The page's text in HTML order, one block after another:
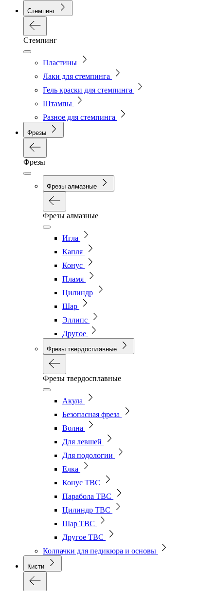
Стемпинг
Стемпинг
Пластины
Лаки для стемпинга
Гель краски для стемпинга
Штампы
Разное для стемпинга
Фрезы
Фрезы
Фрезы алмазные
Фрезы алмазные
Игла
Капля
Конус
Пламя
Цилиндр
Шар
Эллипс
Другое
Фрезы твердосплавные
Фрезы твердосплавные
Акула
Безопасная фреза
Волна
Для левшей
Для подологии
Елка
Конус ТВС
Парабола ТВС
Цилиндр ТВС
Шар ТВС
Другое ТВС
Колпачки для педикюра и основы
Кисти